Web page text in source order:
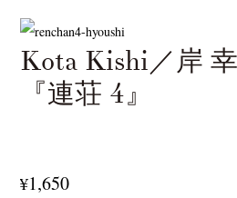
Kota Kishi／岸
『連荘 4』
¥1,650